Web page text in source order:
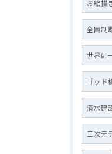
お絵描
全国制
世界に
ゴッド
清水建
三次元